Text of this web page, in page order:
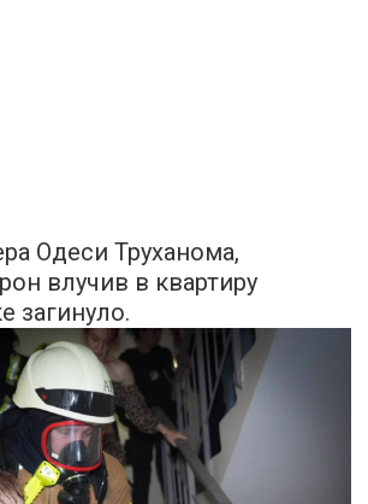
Одеси Труханома,
влучив в квартиру
загинуло.